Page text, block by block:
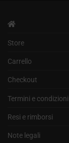
Store
Carrello
Checkout
Termini e condizioni
Resi e rimborsi
Note legali